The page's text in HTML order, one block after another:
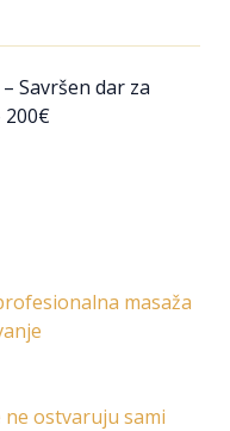
Savršen dar za
masaža
ne ostvaruju sami